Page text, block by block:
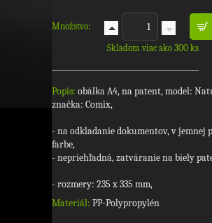
Množstvo:
Skladom viac ako 300 ks
Popis: obálka A4, na patent, model:
značka: Comix,
- na odkladanie dokumentov, v jemnej
farbe,
- nepriehľadná, zatváranie na biely
- rozmery: 235 x 335 mm,
Materiál: PP-Polypropylén